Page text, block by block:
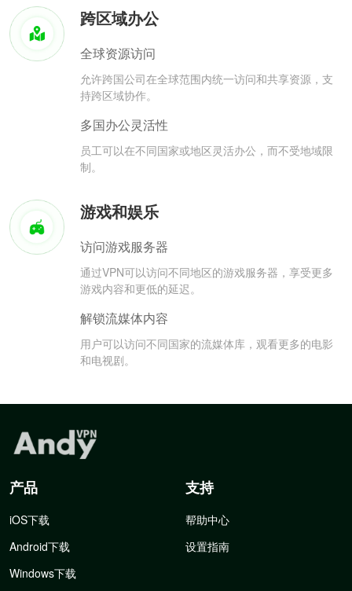
跨区域办公
全球资源访问
允许跨国公司在全球范围内统一访问和共享资源，支
持跨区域协作。
多国办公灵活性
员工可以在不同国家或地区灵活办公，而不受地域限
制。
游戏和娱乐
访问游戏服务器
通过VPN可以访问不同地区的游戏服务器，享受更多
游戏内容和更低的延迟。
解锁流媒体内容
用户可以访问不同国家的流媒体库，观看更多的电影
和电视剧。
产品
iOS下载
Android下载
Windows下载
支持
帮助中心
设置指南